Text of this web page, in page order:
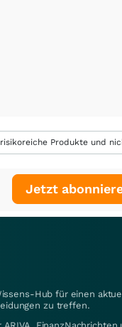
Produkte und
Jetzt
Hub für einen
zu treffen.